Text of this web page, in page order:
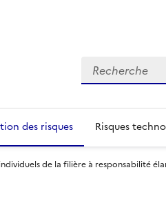
Recherche
des risques Risques
de la filière à responsabilité